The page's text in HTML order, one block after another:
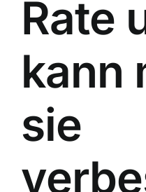
Rate
kann
sie